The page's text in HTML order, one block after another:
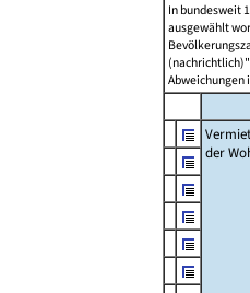
In bundesweit
ausgewählt
Abweichungen
der